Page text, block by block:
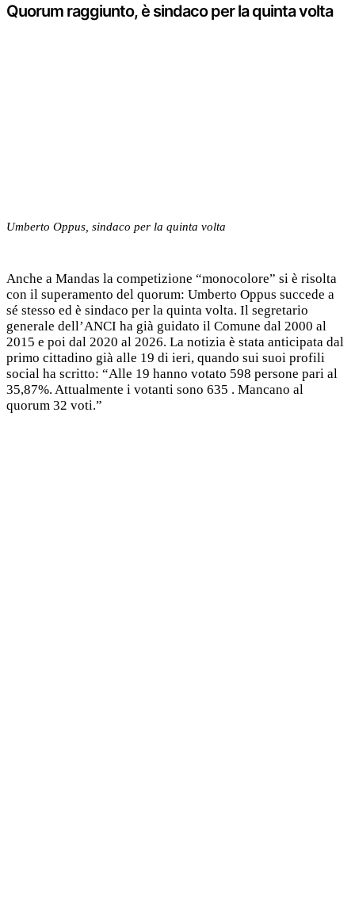
Quorum raggiunto, è sindaco per la quinta volta
Umberto Oppus, sindaco per la quinta volta
Anche a Mandas la competizione “monocolore” si è risolta
con il superamento del quorum: Umberto Oppus succede a
sé stesso ed è sindaco per la quinta volta. Il segretario
generale dell’ANCI ha già guidato il Comune dal 2000 al
2015 e poi dal 2020 al 2026. La notizia è stata anticipata dal
primo cittadino già alle 19 di ieri, quando sui suoi profili
social ha scritto: “Alle 19 hanno votato 598 persone pari al
35,87%. Attualmente i votanti sono 635 . Mancano al
quorum 32 voti.”